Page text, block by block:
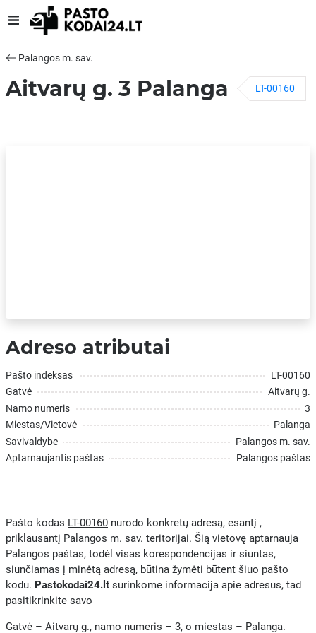
Palangos m. sav.
Aitvarų g. 3 Palanga LT-00160
Adreso atributai
Pašto indeksas
LT-00160
Gatvė
Aitvarų g.
Namo numeris
3
Miestas/Vietovė
Palanga
Savivaldybe
Palangos m. sav.
Aptarnaujantis paštas
Palangos paštas
Pašto kodas LT-00160 nurodo konkretų adresą, esantį ,
priklausantį Palangos m. sav. teritorijai. Šią vietovę aptarnauja
Palangos paštas, todėl visas korespondencijas ir siuntas,
siunčiamas į minėtą adresą, būtina žymėti būtent šiuo pašto
kodu. Pastokodai24.lt surinkome informacija apie adresus, tad
pasitikrinkite savo
Gatvė – Aitvarų g., namo numeris – 3, o miestas – Palanga.